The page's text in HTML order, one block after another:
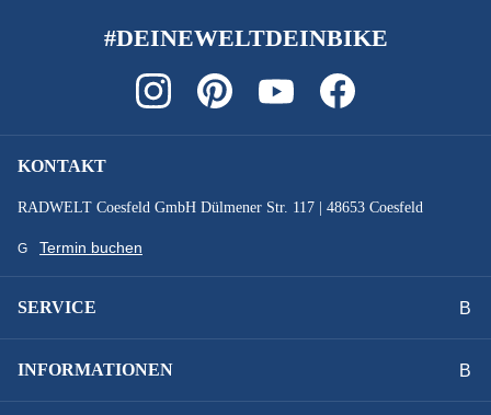
#DEINEWELTDEINBIKE
KONTAKT
RADWELT Coesfeld GmbH Dülmener Str. 117 | 48653 Coesfeld
Termin buchen
SERVICE
INFORMATIONEN